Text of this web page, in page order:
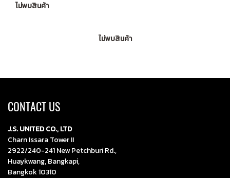
ไม่พบสินค้า
ไม่พบสินค้า
CONTACT US
J.S. UNITED CO., LTD
Charn Issara Tower II
2922/240-241 New Petchburi Rd.,
Huaykwang, Bangkapi,
Bangkok 10310